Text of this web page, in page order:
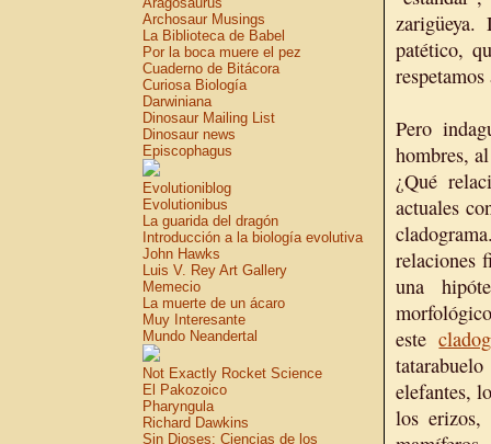
Archosaur Musings
La Biblioteca de Babel
Por la boca muere el pez
Cuaderno de Bitácora
Curiosa Biología
Darwiniana
Dinosaur Mailing List
Dinosaur news
Episcophagus
Evolutioniblog
Evolutionibus
La guarida del dragón
Introducción a la biología evolutiva
John Hawks
Luis V. Rey Art Gallery
Memecio
La muerte de un ácaro
Muy Interesante
Mundo Neandertal
Not Exactly Rocket Science
El Pakozoico
Pharyngula
Richard Dawkins
Sin Dioses: Ciencias de los
patético,
Pero
hombres,
¿Qué
actuales
relaciones
una
este
elefantes,
los erizos,